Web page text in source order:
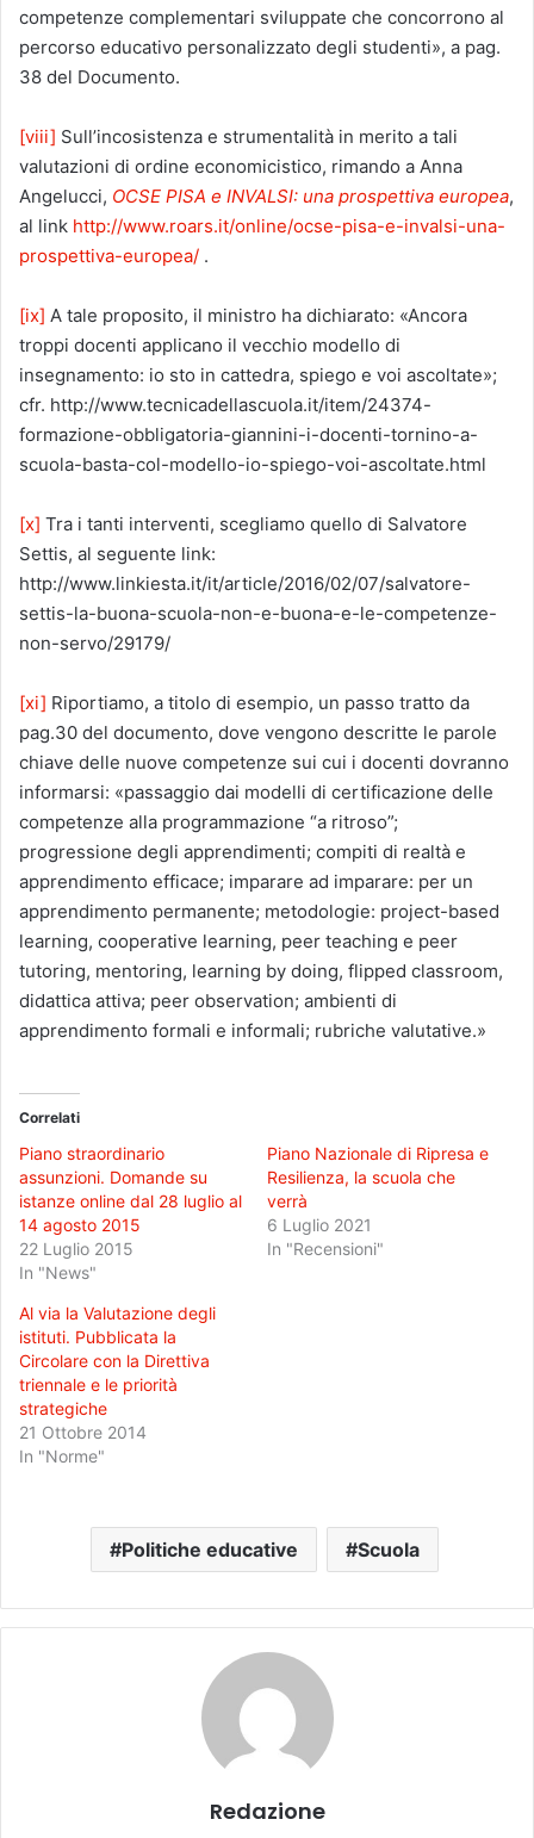
competenze com­plementari sviluppate che concorrono al
percorso educativo personalizzato degli studenti», a pag.
38 del Documento.
[viii] Sull’incosistenza e strumentalità in merito a tali
valutazioni di ordine economicistico, rimando a Anna
Angelucci, OCSE PISA e INVALSI: una prospettiva europea,
al link http://www.roars.it/online/ocse-pisa-e-invalsi-una-
prospettiva-europea/ .
[ix] A tale proposito, il ministro ha dichiarato: «Ancora
troppi docenti applicano il vecchio modello di
insegnamento: io sto in cattedra, spiego e voi ascoltate»;
cfr. http://www.tecnicadellascuola.it/item/24374-
formazione-obbligatoria-giannini-i-docenti-tornino-a-
scuola-basta-col-modello-io-spiego-voi-ascoltate.html
[x] Tra i tanti interventi, scegliamo quello di Salvatore
Settis, al seguente link:
http://www.linkiesta.it/it/article/2016/02/07/salvatore-
settis-la-buona-scuola-non-e-buona-e-le-competenze-
non-servo/29179/
[xi] Riportiamo, a titolo di esempio, un passo tratto da
pag.30 del documento, dove vengono descritte le parole
chiave delle nuove competenze sui cui i docenti dovranno
informarsi: «passaggio dai modelli di certificazione delle
competenze alla programmazione “a ritroso”;
progressione degli apprendimenti; compiti di realtà e
apprendimento efficace; imparare ad imparare: per un
apprendimento permanente; metodologie: project-based
learning, cooperative learning, peer teaching e peer
tutoring, mentoring, learning by doing, flipped classroom,
didattica attiva; peer observation; ambienti di
apprendimento formali e informali; rubriche valutative.»
Correlati
Piano straordinario
assunzioni. Domande su
istanze online dal 28 luglio al
14 agosto 2015
22 Luglio 2015
In "News"
Piano Nazionale di Ripresa e
Resilienza, la scuola che
verrà
6 Luglio 2021
In "Recensioni"
Al via la Valutazione degli
istituti. Pubblicata la
Circolare con la Direttiva
triennale e le priorità
strategiche
21 Ottobre 2014
In "Norme"
Politiche educative Scuola
Redazione